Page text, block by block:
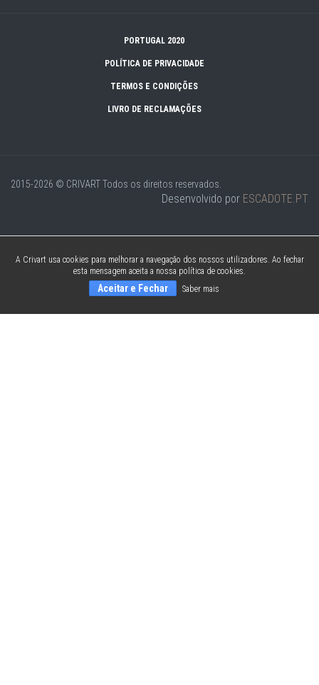
PORTUGAL 2020
POLÍTICA DE PRIVACIDADE
TERMOS E CONDIÇÕES
LIVRO DE RECLAMAÇÕES
2015-2026 © CRIVARTTodos os direitos reservados.
Desenvolvido por ESCADOTE.PT
A Crivart usa cookies para melhorar a navegação dos nossos utilizadores. Ao fechar
esta mensagem aceita a nossa política de cookies.
Aceitar e Fechar Saber mais